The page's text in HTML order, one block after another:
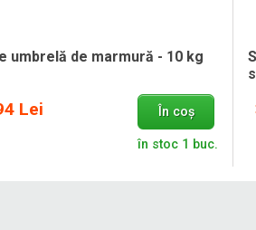
umbrelă de marmură - 10 kg
Lei În coș
în stoc 1 buc.